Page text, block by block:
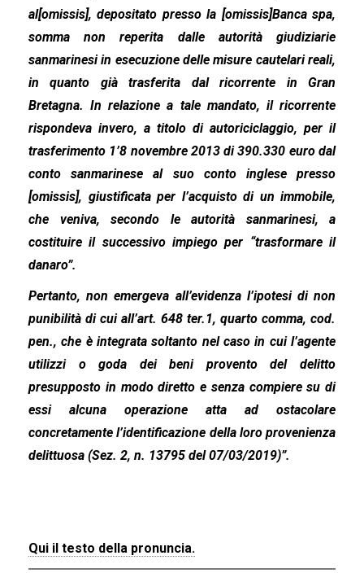
al[omissis], depositato presso la [omissis]Banca spa,
somma non reperita dalle autorità giudiziarie
sanmarinesi in esecuzione delle misure cautelari reali,
in quanto già trasferita dal ricorrente in Gran
Bretagna. In relazione a tale mandato, il ricorrente
rispondeva invero, a titolo di autoriciclaggio, per il
trasferimento 1’8 novembre 2013 di 390.330 euro dal
conto sanmarinese al suo conto inglese presso
[omissis], giustificata per l’acquisto di un immobile,
che veniva, secondo le autorità sanmarinesi, a
costituire il successivo impiego per “trasformare il
danaro”.
Pertanto, non emergeva all’evidenza l’ipotesi di non
punibilità di cui all’art. 648 ter.1, quarto comma, cod.
pen., che è integrata soltanto nel caso in cui l’agente
utilizzi o goda dei beni provento del delitto
presupposto in modo diretto e senza compiere su di
essi alcuna operazione atta ad ostacolare
concretamente l’identificazione della loro provenienza
delittuosa (Sez. 2, n. 13795 del 07/03/2019)”.
Qui il testo della pronuncia.